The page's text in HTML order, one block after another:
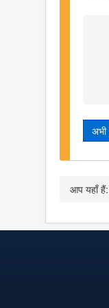
अभी
आप यहाँ हैं: